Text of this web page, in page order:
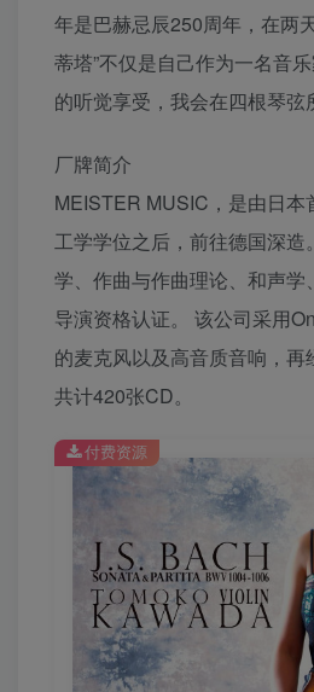
年是巴赫忌辰250周年，在两
蒂塔”不仅是自己作为一名音
的听觉享受，我会在四根琴弦
厂牌简介
MEISTER MUSIC，是由日
工学学位之后，前往德国深
学、作曲与作曲理论、和声
导演资格认证。 该公司采用
的麦克风以及高音质音响，
共计420张CD。
付费资源